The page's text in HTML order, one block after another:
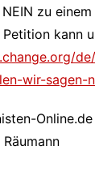
zu
Petition kann
wir-sagen-
Online.de